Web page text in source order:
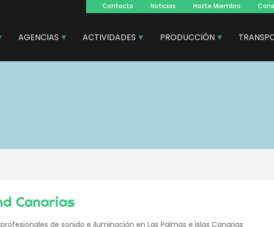
Navegacion
principal
Contacto Noticias Hazte Miembro
AGENCIAS ACTIVIDADES PRODUCCIÓN
Canarias
de sonido e iluminación en Las Palmas e Islas Canarias